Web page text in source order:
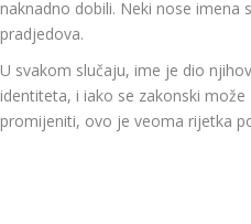
naknadno dobili. Neki nose imena
pradjedova.
U svakom slučaju, ime je dio
identiteta, i iako se zakonski može
promijeniti, ovo je veoma rijetka